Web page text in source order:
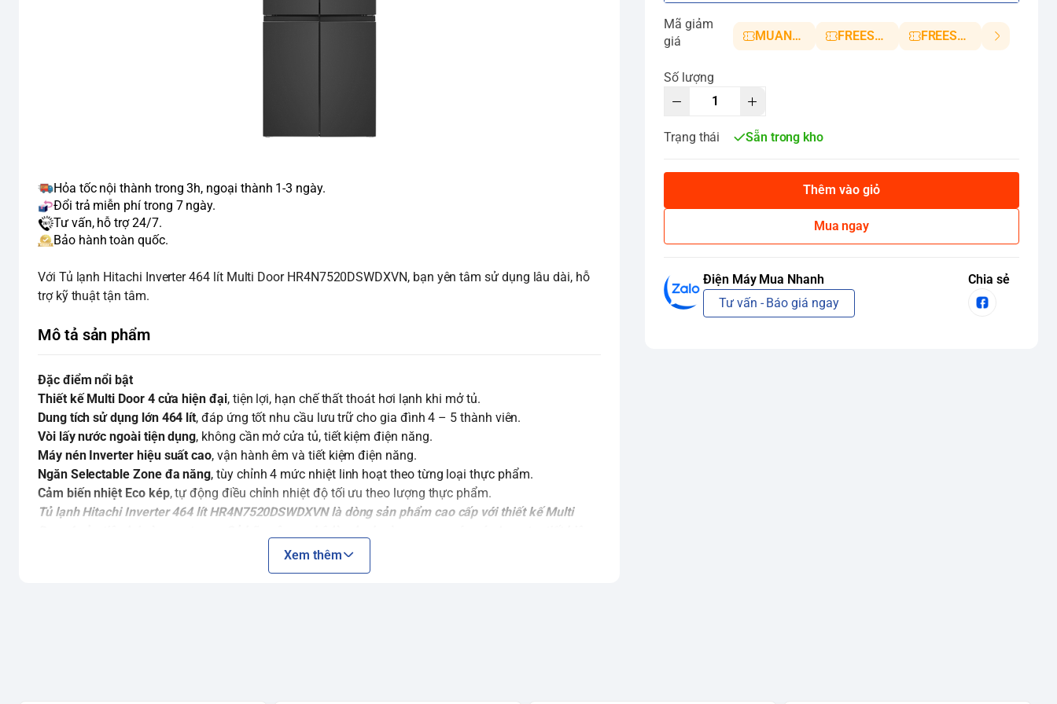
Mã giảm
giá
MUANHANH01 FREESHIP5 FREESHIP10
Số lượng
Trạng thái Sẵn trong kho
Thêm vào giỏ
Mua ngay
Điện Máy Mua Nhanh
Tư vấn - Báo giá ngay
Chia sẻ
Hỏa tốc nội thành trong 3h, ngoại thành 1-3 ngày.
Đổi trả miễn phí trong 7 ngày.
Tư vấn, hỗ trợ 24/7.
Bảo hành toàn quốc.
Với Tủ lạnh Hitachi Inverter 464 lít Multi Door HR4N7520DSWDXVN, bạn yên tâm sử dụng lâu dài, hỗ
trợ kỹ thuật tận tâm.
Mô tả sản phẩm
Đặc điểm nổi bật
Thiết kế Multi Door 4 cửa hiện đại, tiện lợi, hạn chế thất thoát hơi lạnh khi mở tủ.
Dung tích sử dụng lớn 464 lít, đáp ứng tốt nhu cầu lưu trữ cho gia đình 4 – 5 thành viên.
Vòi lấy nước ngoài tiện dụng, không cần mở cửa tủ, tiết kiệm điện năng.
Máy nén Inverter hiệu suất cao, vận hành êm và tiết kiệm điện năng.
Ngăn Selectable Zone đa năng, tùy chỉnh 4 mức nhiệt linh hoạt theo từng loại thực phẩm.
Cảm biến nhiệt Eco kép, tự động điều chỉnh nhiệt độ tối ưu theo lượng thực phẩm.
Tủ lạnh Hitachi Inverter 464 lít HR4N7520DSWDXVN là dòng sản phẩm cao cấp với thiết kế Multi
điện, cùng các tính năng hiện đại như ngăn Selectable Zone đa năng, bảng điều khiển cảm ứng, và
vòi lấy nước ngoài tiện dụng, sản phẩm mang đến trải nghiệm sử dụng hoàn hảo cho gia đình từ 4 -
Xem thêm